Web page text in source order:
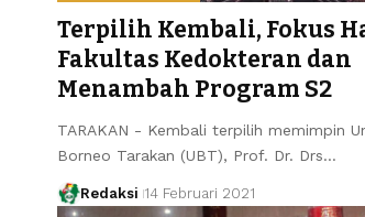
Terpilih Kembali, Fokus
Fakultas Kedokteran dan
Menambah Program S2
TARAKAN - Kembali terpilih memimpin
Borneo Tarakan (UBT), Prof. Dr. Drs…
Redaksi 14 Februari 2021